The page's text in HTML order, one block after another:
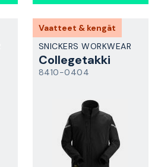
Vaatteet & kengät
SNICKERS WORKWEAR
Collegetakki
8410-0404